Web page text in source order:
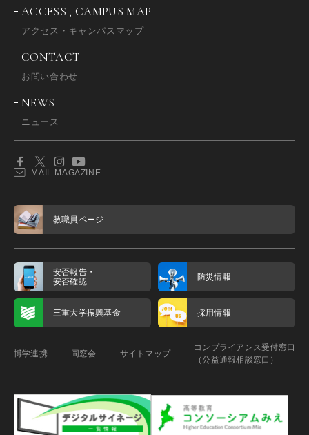
ACCESS , CAMPUS MAP
アクセス・キャンパスマップ
CONTACT
お問い合わせ
NEWS
ニュース
MAIL MAGAZINE
教職員ページ
安否報告・
安否確認
防災情報
三重大学振興基金 採用情報
博学連携 同窓会 サイトマップ
コンプライアンス受付窓口
（公益通報相談窓口）